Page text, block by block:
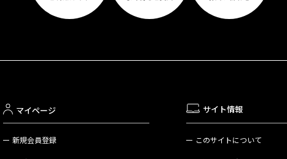
マイページ
新規会員登録
サイト情報
このサイトについて